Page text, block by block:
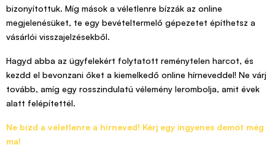
bizonyítottuk. Míg mások a véletlenre bízzák az online
megjelenésüket, te egy bevételtermelő gépezetet építhetsz a
vásárlói visszajelzésekből.
Hagyd abba az ügyfelekért folytatott reménytelen harcot, és
kezdd el bevonzani őket a kiemelkedő online hírneveddel! Ne várj
tovább, amíg egy rosszindulatú vélemény lerombolja, amit évek
alatt felépítettél.
Ne bízd a véletlenre a hírneved! Kérj egy ingyenes demót még
ma!